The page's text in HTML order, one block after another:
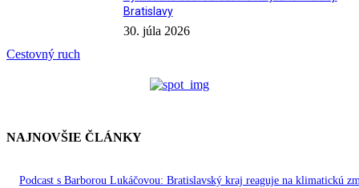
Cestovný ruch
Bratislavy
30. júla 2026
NAJNOVŠIE ČLÁNKY
Podcast s Barborou Lukáčovou: Bratislavský kraj reaguje na klimatickú